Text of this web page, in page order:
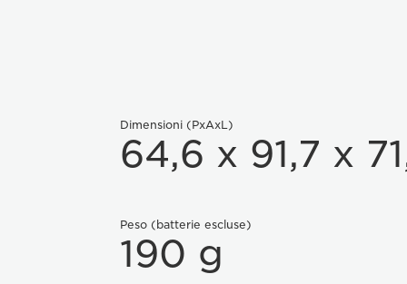
Dimensioni (PxAxL)
64,6 x 91,7 x
Peso (batterie escluse)
190 g